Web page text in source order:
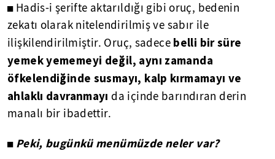
◼ Hadis-i şerifte aktarıldığı gibi oruç, bedenin
zekatı olarak nitelendirilmiş ve sabır ile
ilişkilendirilmiştir. Oruç, sadece belli bir süre
yemek yememeyi değil, aynı zamanda
öfkelendiğinde susmayı, kalp kırmamayı ve
ahlaklı davranmayı da içinde barındıran derin
manalı bir ibadettir.
◼ Peki, bugünkü menümüzde neler var?